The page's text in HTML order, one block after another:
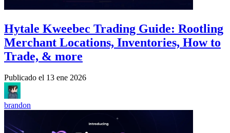
Hytale Kweebec Trading Guide: Rootling
Merchant Locations, Inventories, How to
Trade, & more
Publicado el 13 ene 2026
brandon